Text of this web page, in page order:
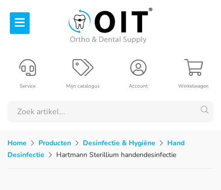
Winkelwagen
Account
Mijn catalogus
Service
Home Producten Desinfectie & Hygiëne
Hand
Desinfectie
Hartmann Sterillium handendesinfectie